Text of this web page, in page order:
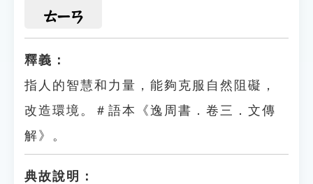
ㄊㄧㄢ
釋義：
指人的智慧和力量，能夠克服自然阻礙，
改造環境。＃語本《逸周書．卷三．文傳
解》。
典故說明：